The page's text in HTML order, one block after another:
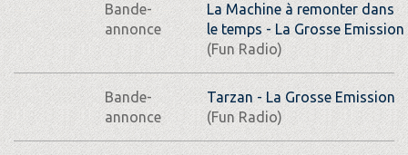
Bande-
annonce
La Machine à remonter dans
le temps - La Grosse Emission
(Fun Radio)
Bande-
annonce
Tarzan - La Grosse Emission
(Fun Radio)